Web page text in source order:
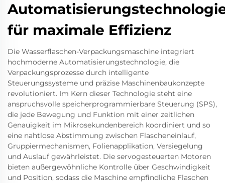
für maximale Effizienz
Die Wasserflaschen-Verpackungsmaschine integriert
hochmoderne Automatisierungstechnologie, die
Verpackungsprozesse durch intelligente
Steuerungssysteme und präzise Maschinenbaukonzepte
revolutioniert. Im Kern dieser Technologie steht eine
anspruchsvolle speicherprogrammierbare Steuerung (SPS),
die jede Bewegung und Funktion mit einer zeitlichen
Genauigkeit im Mikrosekundenbereich koordiniert und so
eine nahtlose Abstimmung zwischen Flascheneinlauf,
Gruppiermechanismen, Folienapplikation, Versiegelung
und Auslauf gewährleistet. Die servogesteuerten Motoren
bieten außergewöhnliche Kontrolle über Geschwindigkeit
und Position, sodass die Maschine empfindliche Flaschen